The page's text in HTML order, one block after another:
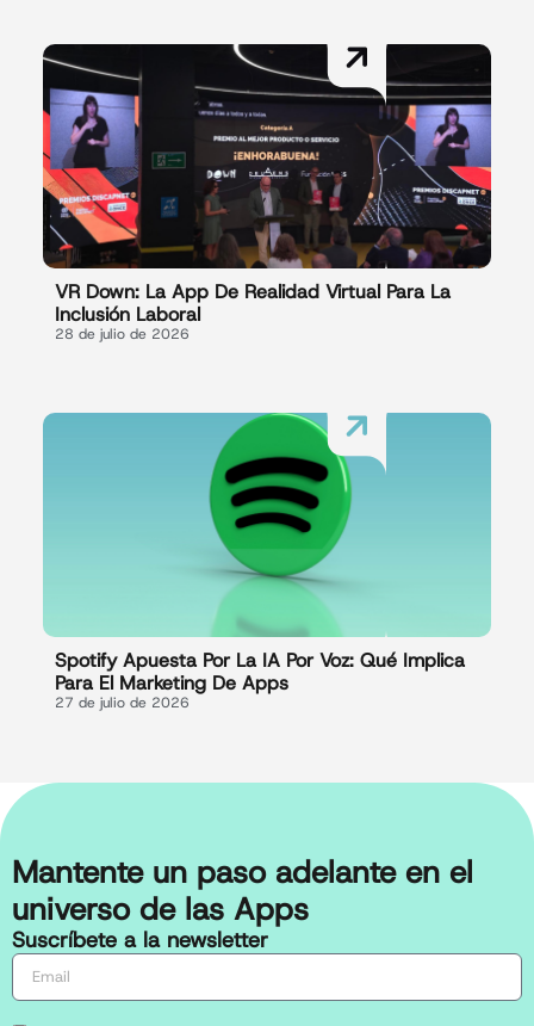
VR Down: La App De Realidad Virtual Para La
Inclusión Laboral
28 de julio de 2026
Spotify Apuesta Por La IA Por Voz: Qué Implica
Para El Marketing De Apps
27 de julio de 2026
Mantente un paso adelante en el
universo de las Apps
Suscríbete a la newsletter